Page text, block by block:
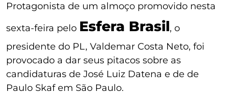
Protagonista de um almoço promovido nesta
sexta-feira pelo Esfera Brasil, o
presidente do PL, Valdemar Costa Neto, foi
provocado a dar seus pitacos sobre as
candidaturas de José Luiz Datena e de de
Paulo Skaf em São Paulo.